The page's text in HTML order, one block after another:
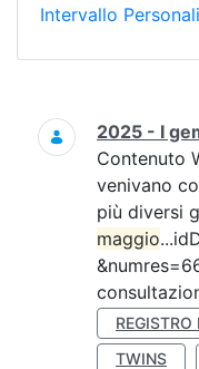
Intervallo
Ricerca
2025 - I
Contenuto
venivano
più diversi
maggio
TWINS